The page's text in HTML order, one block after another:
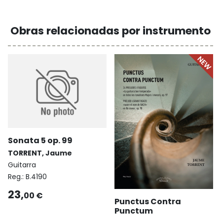
Obras relacionadas por instrumento
Sonata 5 op. 99
TORRENT, Jaume
Guitarra
Reg.: B.4190
23,00 €
Punctus Contra
Punctum